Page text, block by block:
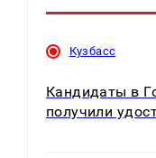
Кузбасс
Кандидаты в
получили